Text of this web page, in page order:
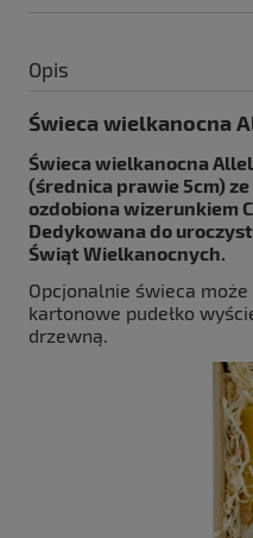
Opis
Świeca wielkanocna
Świeca wielkanocna
(średnica prawie 5cm)
ozdobiona wizerunkiem
Dedykowana do
Świąt Wielkanocnych.
Opcjonalnie świeca
kartonowe pudełko
drzewną.